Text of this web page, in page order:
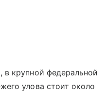
крупной федеральной
улова стоит около